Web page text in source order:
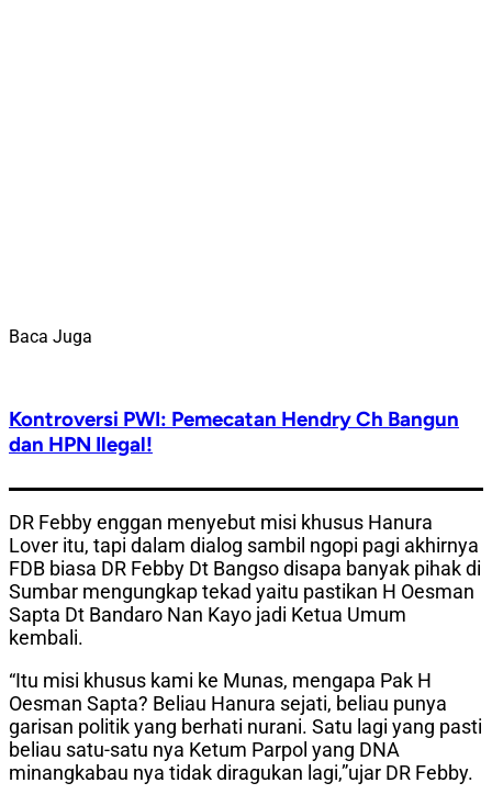
Baca Juga
Kontroversi PWI: Pemecatan Hendry Ch Bangun
dan HPN Ilegal!
DR Febby enggan menyebut misi khusus Hanura
Lover itu, tapi dalam dialog sambil ngopi pagi akhirnya
FDB biasa DR Febby Dt Bangso disapa banyak pihak di
Sumbar mengungkap tekad yaitu pastikan H Oesman
Sapta Dt Bandaro Nan Kayo jadi Ketua Umum
kembali.
“Itu misi khusus kami ke Munas, mengapa Pak H
Oesman Sapta? Beliau Hanura sejati, beliau punya
garisan politik yang berhati nurani. Satu lagi yang pasti
beliau satu-satu nya Ketum Parpol yang DNA
minangkabau nya tidak diragukan lagi,”ujar DR Febby.